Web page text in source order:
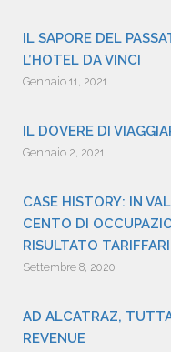
IL SAPORE DEL
L’HOTEL DA VINCI
Gennaio 11, 2021
IL DOVERE DI
Gennaio 2, 2021
CASE HISTORY: IN
CENTO DI
RISULTATO
Settembre 8, 2020
AD ALCATRAZ,
REVENUE